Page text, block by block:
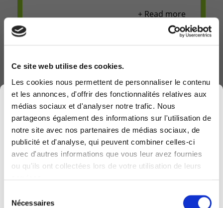
Ce site web utilise des cookies.
Les cookies nous permettent de personnaliser le contenu
et les annonces, d'offrir des fonctionnalités relatives aux
médias sociaux et d'analyser notre trafic. Nous
partageons également des informations sur l'utilisation de
notre site avec nos partenaires de médias sociaux, de
publicité et d'analyse, qui peuvent combiner celles-ci
avec d'autres informations que vous leur avez fournies
ou qu'ils ont collectées lors de votre utilisation de leurs
Nécessaires
Computerland devient KEYES, votre partenaire
belge de référence en solutions digitales, alliant
Cette évolution marque une nouvelle étape, avec
+ Read more
+
Business App
Unify your data, generate predictive
information and optimise your results